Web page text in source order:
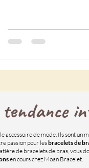
accessoire de mode. Ils sont un
passion pour lesbracelets de
de bracelets de bras, vous
en cours chez Moan Bracelet.